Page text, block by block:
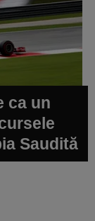
ca un
Saudită